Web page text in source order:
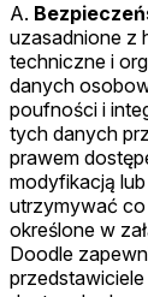
A.
uzasadnione z
techniczne i
danych
poufności i
tych danych
prawem
modyfikacją
utrzymywać co
określone w
Doodle